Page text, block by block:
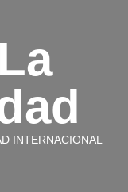
INTERNACIONAL